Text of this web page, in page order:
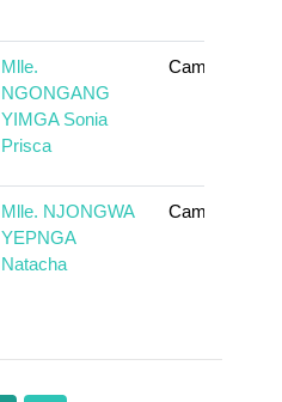
Mlle.
NGONGANG
YIMGA Sonia
Prisca
Cameroun
Mlle. NJONGWA
YEPNGA
Natacha
Cameroun